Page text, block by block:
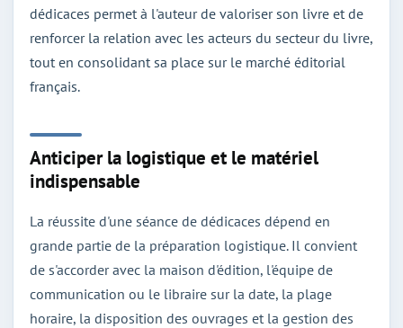
dédicaces permet à l'auteur de valoriser son livre et de
renforcer la relation avec les acteurs du secteur du livre,
tout en consolidant sa place sur le marché éditorial
français.
Anticiper la logistique et le matériel
indispensable
La réussite d'une séance de dédicaces dépend en
grande partie de la préparation logistique. Il convient
de s'accorder avec la maison d'édition, l'équipe de
communication ou le libraire sur la date, la plage
horaire, la disposition des ouvrages et la gestion des